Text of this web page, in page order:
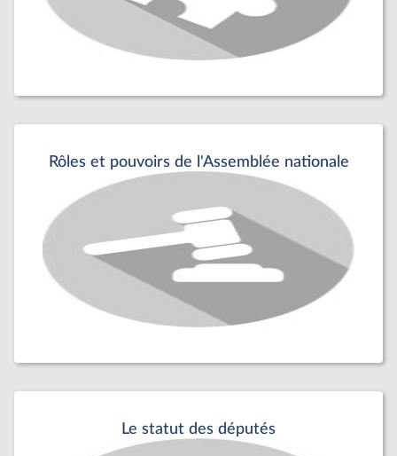
Rôles et pouvoirs de l'Assemblée nationale
Le statut des députés